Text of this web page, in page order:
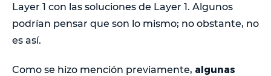
Layer 1 con las soluciones de Layer 1. Algunos
podrían pensar que son lo mismo; no obstante, no
es así.
Como se hizo mención previamente, algunas